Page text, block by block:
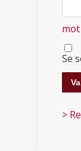
Se
>